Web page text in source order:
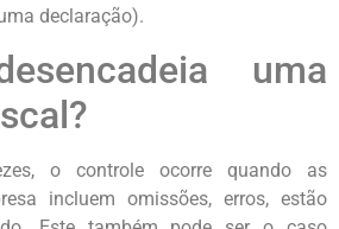
declaração).
uma
o controle ocorre quando as
incluem omissões, erros, estão